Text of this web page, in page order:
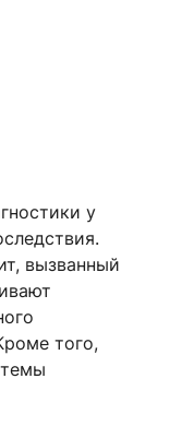
у
вызванный
того,